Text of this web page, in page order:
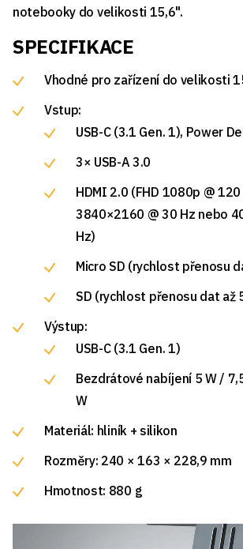
notebooky do velikosti 15,6".
SPECIFIKACE
Vhodné pro zařízení do velikosti
Vstup:
USB-C (3.1 Gen. 1), Power
3× USB-A 3.0
HDMI 2.0 (FHD 1080p @ 120
3840×2160 @ 30 Hz nebo
Hz)
Micro SD (rychlost přenosu
SD (rychlost přenosu dat až
Výstup:
USB-C (3.1 Gen. 1)
Bezdrátové nabíjení 5 W /
W
Materiál: hliník + silikon
Rozměry: 240 × 163 × 228,9 mm
Hmotnost: 880 g